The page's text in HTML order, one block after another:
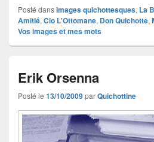
Posté dansImages quichottesques, La
Amitié, Clo L'Ottomane, Don Quichotte,
Vos images et mes mots
Erik Orsenna
Posté le 13/10/2009parQuichottine